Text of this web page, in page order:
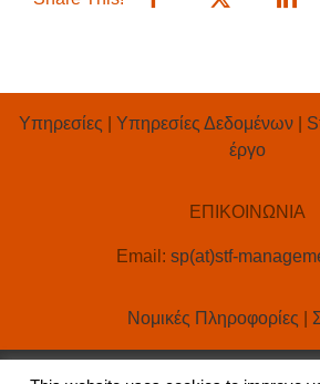
Υπηρεσίες Υπηρεσίες Δεδομένων
έργο
ΕΠΙΚΟΙΝΩΝΙΑ
Email: sp(at)stf-
Νομικές Πληροφορίες